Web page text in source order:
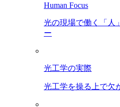
Human Focus
光の現場で働く「人
ー
光工学の実際
光工学を操る上で欠